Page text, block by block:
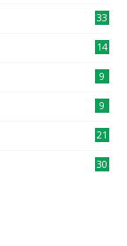
33
14
9
9
21
30